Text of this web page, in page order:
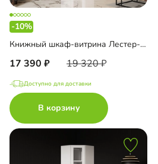
-10%
Книжный шкаф-витрина Лестер-9-500 угловой
17 390 19 320
Доступно для доставки
В корзину